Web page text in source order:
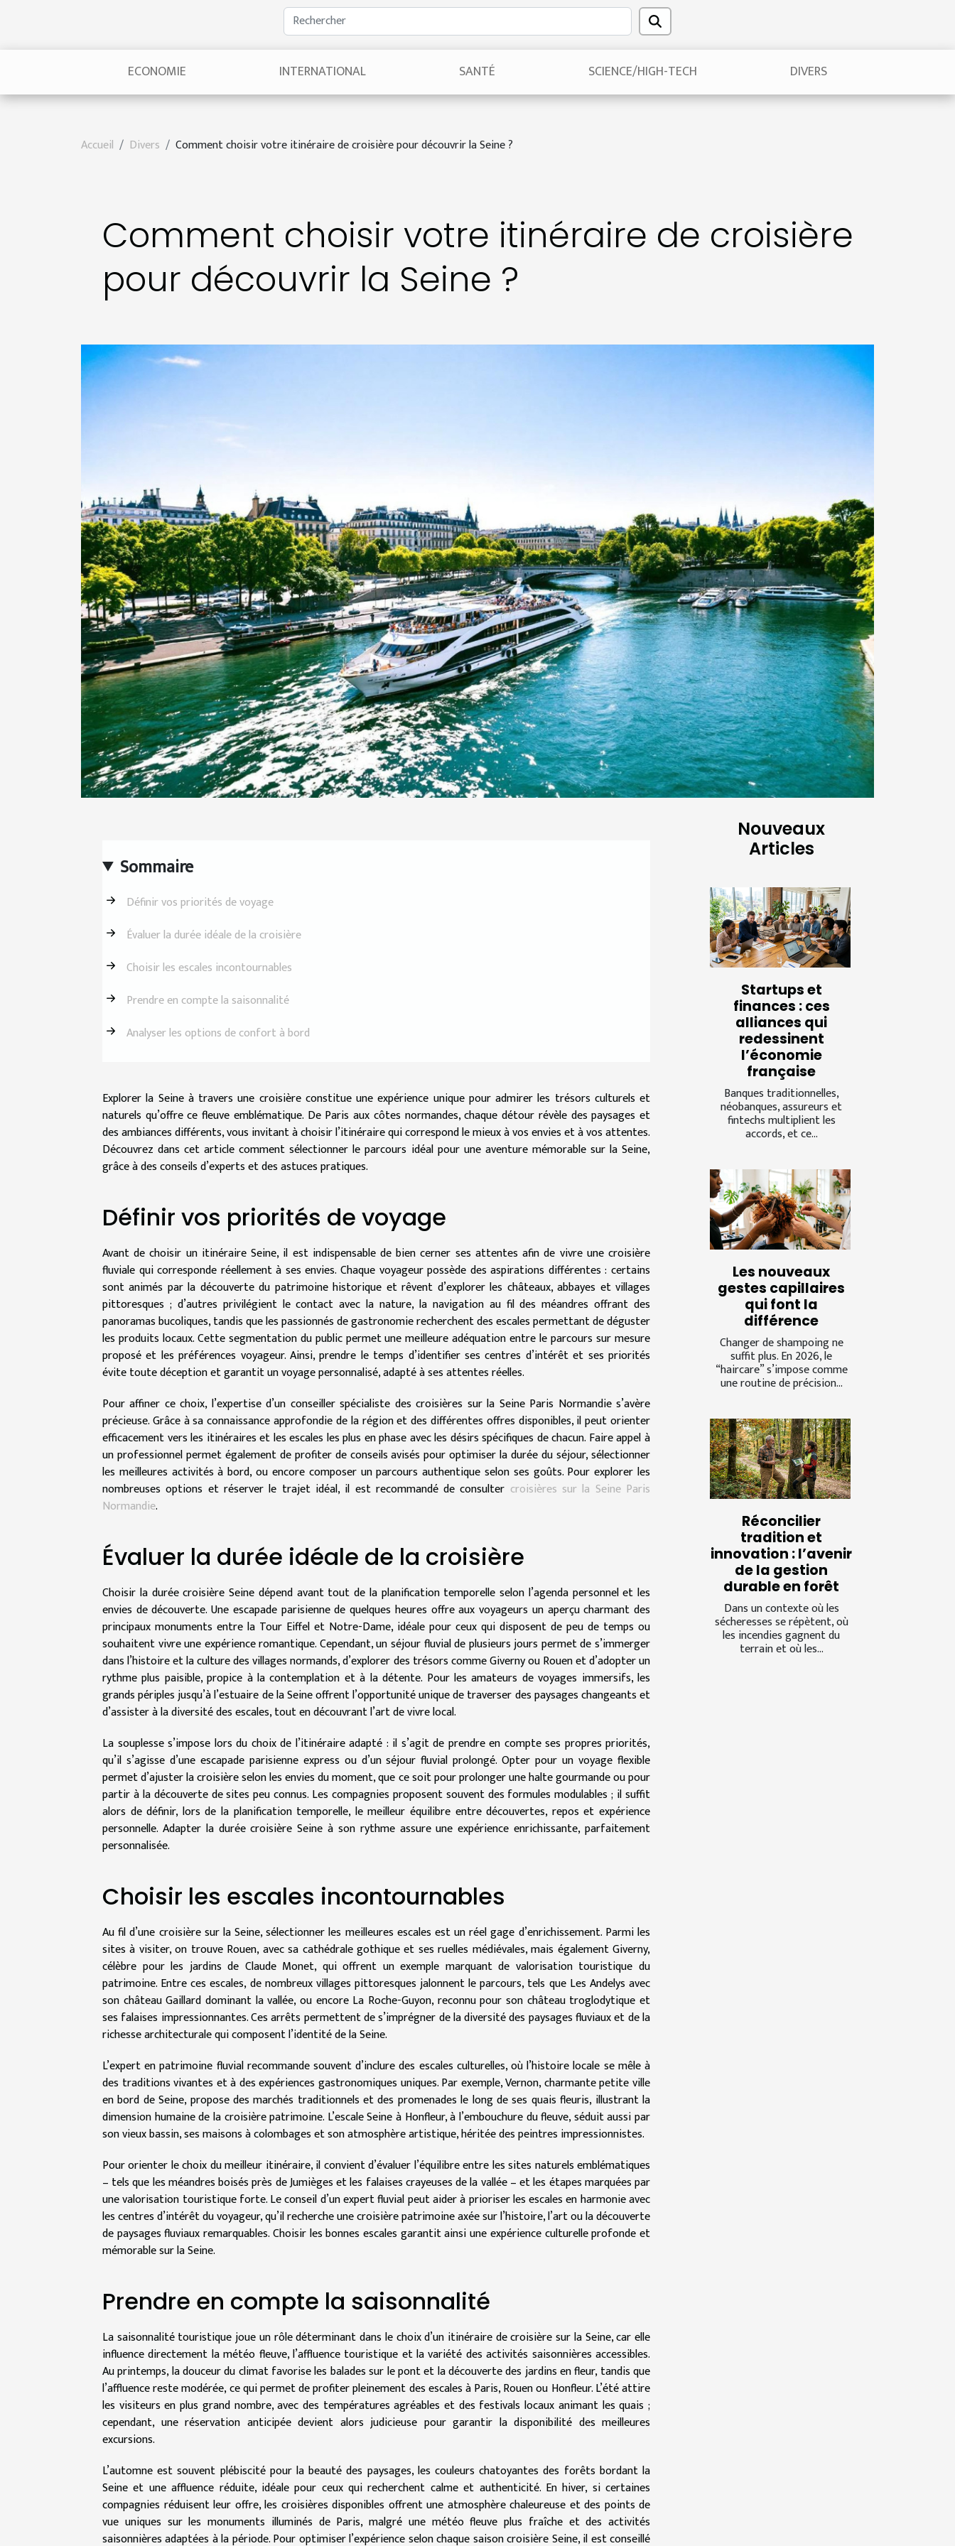
ECONOMIE INTERNATIONAL SANTÉ SCIENCE/HIGH-TECH DIVERS
Accueil Divers Comment choisir votre itinéraire de croisière pour découvrir la Seine ?
Comment choisir votre itinéraire de croisière
pour découvrir la Seine ?
Sommaire
Définir vos priorités de voyage
Évaluer la durée idéale de la croisière
Choisir les escales incontournables
Prendre en compte la saisonnalité
Analyser les options de confort à bord
Explorer la Seine à travers une croisière constitue une expérience unique pour admirer les trésors culturels et
naturels qu’offre ce fleuve emblématique. De Paris aux côtes normandes, chaque détour révèle des paysages et
des ambiances différents, vous invitant à choisir l’itinéraire qui correspond le mieux à vos envies et à vos attentes.
Découvrez dans cet article comment sélectionner le parcours idéal pour une aventure mémorable sur la Seine,
grâce à des conseils d’experts et des astuces pratiques.
Définir vos priorités de voyage
Avant de choisir un itinéraire Seine, il est indispensable de bien cerner ses attentes afin de vivre une croisière
fluviale qui corresponde réellement à ses envies. Chaque voyageur possède des aspirations différentes : certains
sont animés par la découverte du patrimoine historique et rêvent d’explorer les châteaux, abbayes et villages
pittoresques ; d’autres privilégient le contact avec la nature, la navigation au fil des méandres offrant des
panoramas bucoliques, tandis que les passionnés de gastronomie recherchent des escales permettant de déguster
les produits locaux. Cette segmentation du public permet une meilleure adéquation entre le parcours sur mesure
proposé et les préférences voyageur. Ainsi, prendre le temps d’identifier ses centres d’intérêt et ses priorités
évite toute déception et garantit un voyage personnalisé, adapté à ses attentes réelles.
Pour affiner ce choix, l’expertise d’un conseiller spécialiste des croisières sur la Seine Paris Normandie s’avère
précieuse. Grâce à sa connaissance approfondie de la région et des différentes offres disponibles, il peut orienter
efficacement vers les itinéraires et les escales les plus en phase avec les désirs spécifiques de chacun. Faire appel à
un professionnel permet également de profiter de conseils avisés pour optimiser la durée du séjour, sélectionner
les meilleures activités à bord, ou encore composer un parcours authentique selon ses goûts. Pour explorer les
nombreuses options et réserver le trajet idéal, il est recommandé de consulter croisières sur la Seine Paris
Normandie.
Évaluer la durée idéale de la croisière
Choisir la durée croisière Seine dépend avant tout de la planification temporelle selon l’agenda personnel et les
envies de découverte. Une escapade parisienne de quelques heures offre aux voyageurs un aperçu charmant des
principaux monuments entre la Tour Eiffel et Notre-Dame, idéale pour ceux qui disposent de peu de temps ou
souhaitent vivre une expérience romantique. Cependant, un séjour fluvial de plusieurs jours permet de s’immerger
dans l’histoire et la culture des villages normands, d’explorer des trésors comme Giverny ou Rouen et d’adopter un
rythme plus paisible, propice à la contemplation et à la détente. Pour les amateurs de voyages immersifs, les
grands périples jusqu’à l’estuaire de la Seine offrent l’opportunité unique de traverser des paysages changeants et
d’assister à la diversité des escales, tout en découvrant l’art de vivre local.
La souplesse s’impose lors du choix de l’itinéraire adapté : il s’agit de prendre en compte ses propres priorités,
qu’il s’agisse d’une escapade parisienne express ou d’un séjour fluvial prolongé. Opter pour un voyage flexible
permet d’ajuster la croisière selon les envies du moment, que ce soit pour prolonger une halte gourmande ou pour
partir à la découverte de sites peu connus. Les compagnies proposent souvent des formules modulables ; il suffit
alors de définir, lors de la planification temporelle, le meilleur équilibre entre découvertes, repos et expérience
personnelle. Adapter la durée croisière Seine à son rythme assure une expérience enrichissante, parfaitement
personnalisée.
Choisir les escales incontournables
Au fil d’une croisière sur la Seine, sélectionner les meilleures escales est un réel gage d’enrichissement. Parmi les
sites à visiter, on trouve Rouen, avec sa cathédrale gothique et ses ruelles médiévales, mais également Giverny,
célèbre pour les jardins de Claude Monet, qui offrent un exemple marquant de valorisation touristique du
patrimoine. Entre ces escales, de nombreux villages pittoresques jalonnent le parcours, tels que Les Andelys avec
son château Gaillard dominant la vallée, ou encore La Roche-Guyon, reconnu pour son château troglodytique et
ses falaises impressionnantes. Ces arrêts permettent de s’imprégner de la diversité des paysages fluviaux et de la
richesse architecturale qui composent l’identité de la Seine.
L’expert en patrimoine fluvial recommande souvent d’inclure des escales culturelles, où l’histoire locale se mêle à
des traditions vivantes et à des expériences gastronomiques uniques. Par exemple, Vernon, charmante petite ville
en bord de Seine, propose des marchés traditionnels et des promenades le long de ses quais fleuris, illustrant la
dimension humaine de la croisière patrimoine. L’escale Seine à Honfleur, à l’embouchure du fleuve, séduit aussi par
son vieux bassin, ses maisons à colombages et son atmosphère artistique, héritée des peintres impressionnistes.
Pour orienter le choix du meilleur itinéraire, il convient d’évaluer l’équilibre entre les sites naturels emblématiques
– tels que les méandres boisés près de Jumièges et les falaises crayeuses de la vallée – et les étapes marquées par
une valorisation touristique forte. Le conseil d’un expert fluvial peut aider à prioriser les escales en harmonie avec
les centres d’intérêt du voyageur, qu’il recherche une croisière patrimoine axée sur l’histoire, l’art ou la découverte
de paysages fluviaux remarquables. Choisir les bonnes escales garantit ainsi une expérience culturelle profonde et
mémorable sur la Seine.
Prendre en compte la saisonnalité
La saisonnalité touristique joue un rôle déterminant dans le choix d’un itinéraire de croisière sur la Seine, car elle
influence directement la météo fleuve, l’affluence touristique et la variété des activités saisonnières accessibles.
Au printemps, la douceur du climat favorise les balades sur le pont et la découverte des jardins en fleur, tandis que
l’affluence reste modérée, ce qui permet de profiter pleinement des escales à Paris, Rouen ou Honfleur. L’été attire
les visiteurs en plus grand nombre, avec des températures agréables et des festivals locaux animant les quais ;
cependant, une réservation anticipée devient alors judicieuse pour garantir la disponibilité des meilleures
excursions.
L’automne est souvent plébiscité pour la beauté des paysages, les couleurs chatoyantes des forêts bordant la
Seine et une affluence réduite, idéale pour ceux qui recherchent calme et authenticité. En hiver, si certaines
compagnies réduisent leur offre, les croisières disponibles offrent une atmosphère chaleureuse et des points de
vue uniques sur les monuments illuminés de Paris, malgré une météo fleuve plus fraîche et des activités
saisonnières adaptées à la période. Pour optimiser l’expérience selon chaque saison croisière Seine, il est conseillé
Nouveaux
Articles
Startups et
finances : ces
alliances qui
redessinent
l’économie
française
Banques traditionnelles,
néobanques, assureurs et
fintechs multiplient les
accords, et ce...
Les nouveaux
gestes capillaires
qui font la
différence
Changer de shampoing ne
suffit plus. En 2026, le
“haircare” s’impose comme
une routine de précision...
Réconcilier
tradition et
innovation : l’avenir
de la gestion
durable en forêt
Dans un contexte où les
sécheresses se répètent, où
les incendies gagnent du
terrain et où les...